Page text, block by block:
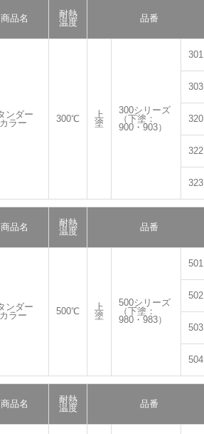
商品名
耐熱
温度
品番
ンダー
ラー
300℃
上
塗
300シリーズ
（下塗：
900・903）
301
303
320
322
323
商品名
耐熱
温度
品番
ンダー
ラー
500℃
上
塗
500シリーズ
（下塗：
980・983）
501
502
503
504
商品名
耐熱
温度
品番